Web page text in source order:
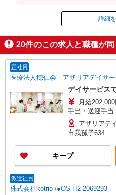
掲載期
詳細
20件のこの求人と職種が同
正社員
医療法人穂仁会 アザリアデイサー
デイサービス
月給
手当・送迎手
力による ※試
アザリアデ
市我孫子634
キープ
派遣社員
株式会社kotrio /●OS-H2-2069293